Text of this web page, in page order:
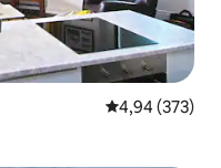
4,94 ud af 5 i
4,94 (373)